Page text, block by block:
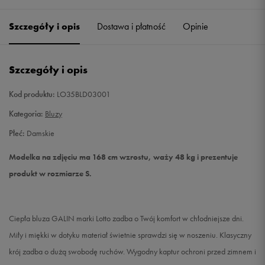
M Powiadom o dostępności
Szczegóły i opis Dostawa i płatność Opinie
Szczegóły i opis
Kod produktu: LO35BLD03001
Kategoria: Bluzy
Płeć: Damskie
Modelka na zdjęciu ma 168 cm wzrostu, waży 48 kg i prezentuje
produkt w rozmiarze S.
Ciepła bluza GALIN marki Lotto zadba o Twój komfort w chłodniejsze dni.
Miły i miękki w dotyku materiał świetnie sprawdzi się w noszeniu. Klasyczny
krój zadba o dużą swobodę ruchów. Wygodny kaptur ochroni przed zimnem i